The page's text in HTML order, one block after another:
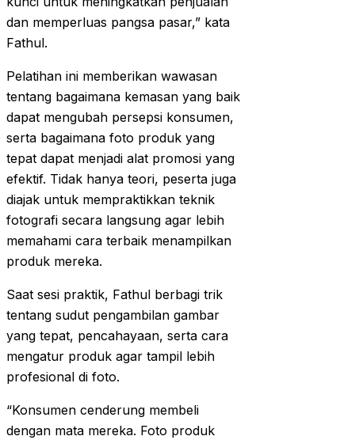
dan memperluas pangsa pasar,” kata
Fathul.
Pelatihan ini memberikan wawasan
tentang bagaimana kemasan yang baik
dapat mengubah persepsi konsumen,
serta bagaimana foto produk yang
tepat dapat menjadi alat promosi yang
efektif. Tidak hanya teori, peserta juga
diajak untuk mempraktikkan teknik
fotografi secara langsung agar lebih
memahami cara terbaik menampilkan
produk mereka.
Saat sesi praktik, Fathul berbagi trik
tentang sudut pengambilan gambar
yang tepat, pencahayaan, serta cara
mengatur produk agar tampil lebih
profesional di foto.
“Konsumen cenderung membeli
dengan mata mereka. Foto produk